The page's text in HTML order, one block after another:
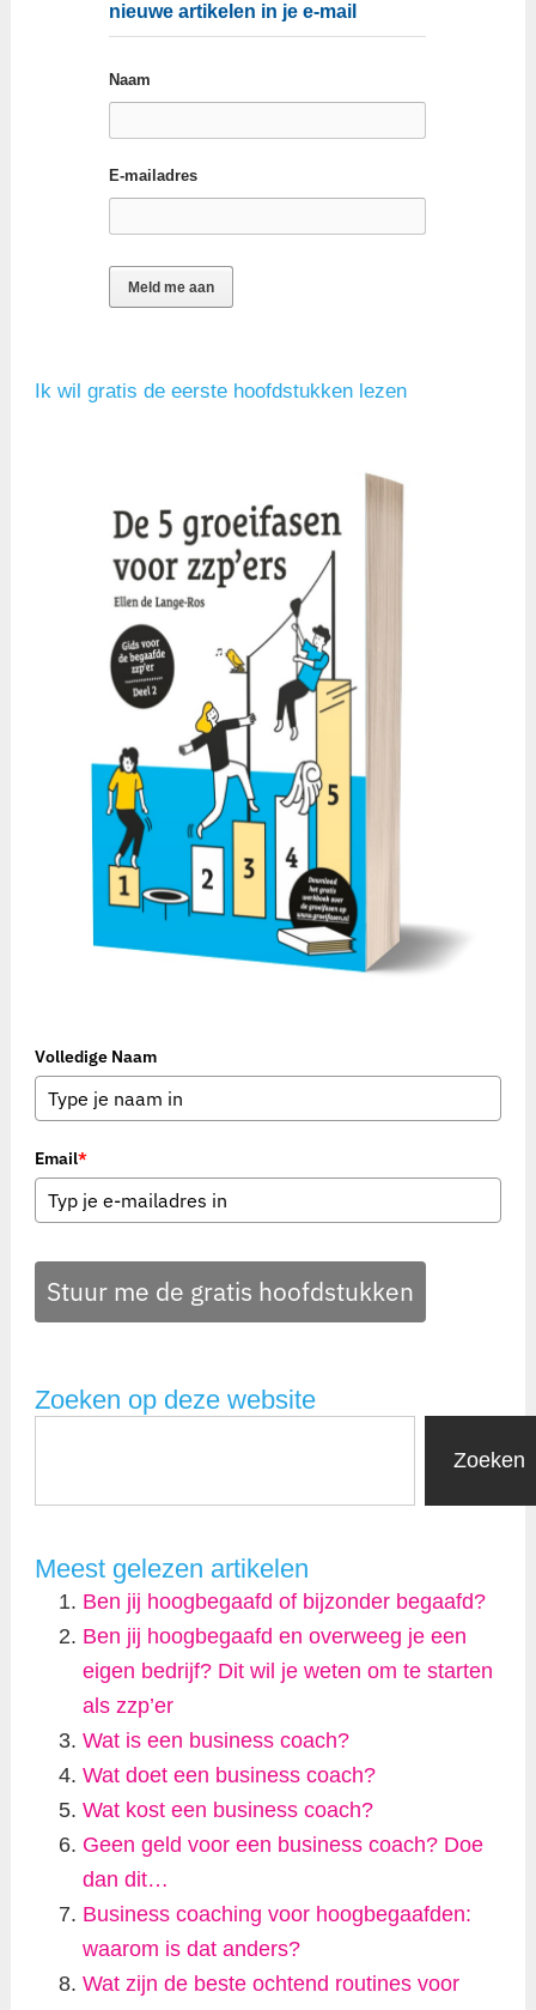
nieuwe artikelen in je e-mail
Naam
E-mailadres
Ik wil gratis de eerste hoofdstukken lezen
Volledige Naam
Email*
Stuur me de gratis hoofdstukken
Zoeken op deze website
Zoeken
Meest gelezen artikelen
Ben jij hoogbegaafd of bijzonder begaafd?
Ben jij hoogbegaafd en overweeg je een
eigen bedrijf? Dit wil je weten om te starten
als zzp’er
Wat is een business coach?
Wat doet een business coach?
Wat kost een business coach?
Geen geld voor een business coach? Doe
dan dit…
Business coaching voor hoogbegaafden:
waarom is dat anders?
Wat zijn de beste ochtend routines voor